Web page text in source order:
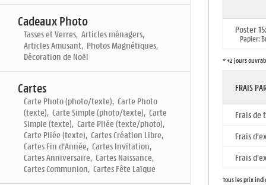
Cadeaux Photo
Tasses et Verres, Articles ménagers,
Articles Amusant, Photos Magnétiques,
Décoration de Noël
Cartes
Carte Photo (photo/texte), Carte Photo
(texte), Carte Simple (photo/texte), Carte
Simple (texte), Carte Pliée (texte/photo),
Carte Pliée (texte), Cartes Création Libre,
Cartes Fin d'Année, Cartes Invitation,
Cartes Anniversaire, Cartes Naissance,
Cartes Communion, Cartes Fête Laïque
Poster
Papier:
* +2 jours
FRAIS
Frais
Frais
Frais
Tous les prix